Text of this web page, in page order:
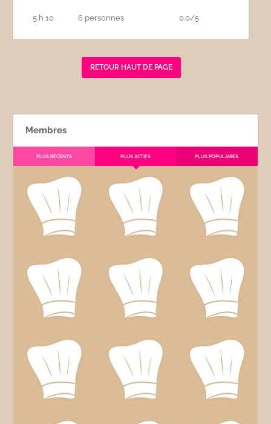
5 h 10 6 personnes 0.0/5
RETOUR HAUT DE PAGE
Membres
PLUS RÉCENTS PLUS ACTIFS PLUS POPULAIRES